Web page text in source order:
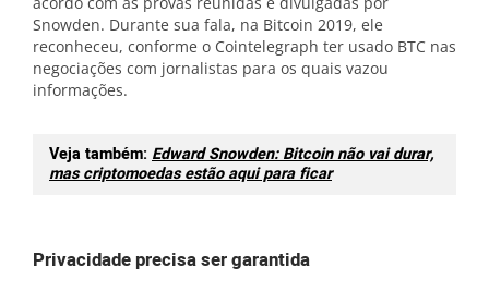
Snowden. Durante sua fala, na Bitcoin 2019, ele
reconheceu, conforme o Cointelegraph ter usado BTC nas
negociações com jornalistas para os quais vazou
informações.
Veja também: Edward Snowden: Bitcoin não vai durar,
mas criptomoedas estão aqui para ficar
Privacidade precisa ser garantida